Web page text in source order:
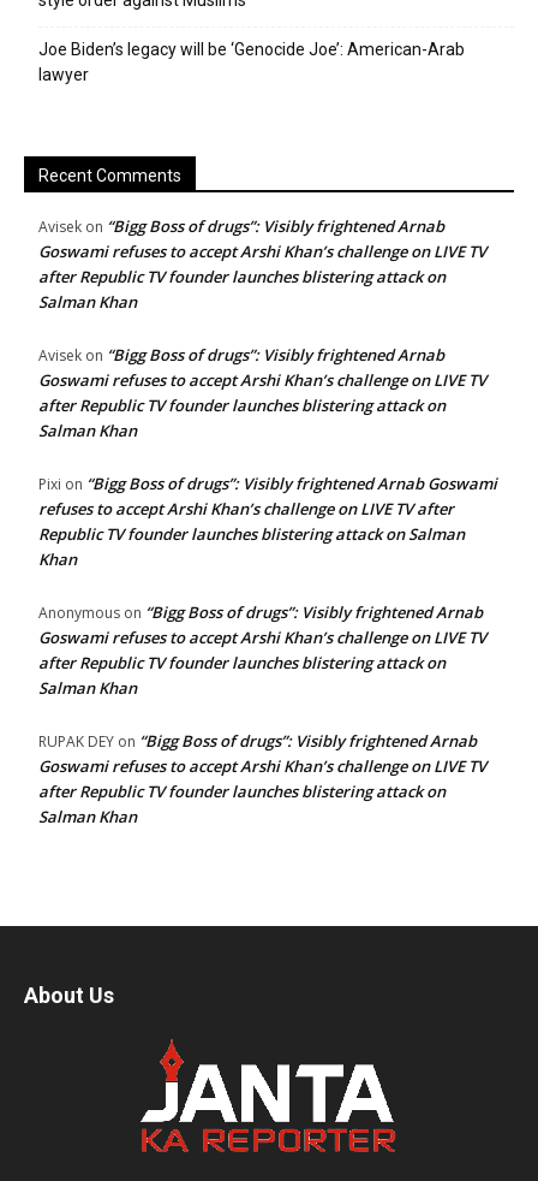
Joe Biden’s legacy will be ‘Genocide Joe’: American-Arab
lawyer
Recent Comments
Avisek on “Bigg Boss of drugs”: Visibly frightened Arnab
Goswami refuses to accept Arshi Khan’s challenge on LIVE TV
after Republic TV founder launches blistering attack on
Salman Khan
Avisek on “Bigg Boss of drugs”: Visibly frightened Arnab
Goswami refuses to accept Arshi Khan’s challenge on LIVE TV
after Republic TV founder launches blistering attack on
Salman Khan
Pixi on “Bigg Boss of drugs”: Visibly frightened Arnab Goswami
refuses to accept Arshi Khan’s challenge on LIVE TV after
Republic TV founder launches blistering attack on Salman
Khan
Anonymous on “Bigg Boss of drugs”: Visibly frightened Arnab
Goswami refuses to accept Arshi Khan’s challenge on LIVE TV
after Republic TV founder launches blistering attack on
Salman Khan
RUPAK DEY on “Bigg Boss of drugs”: Visibly frightened Arnab
Goswami refuses to accept Arshi Khan’s challenge on LIVE TV
after Republic TV founder launches blistering attack on
Salman Khan
About Us